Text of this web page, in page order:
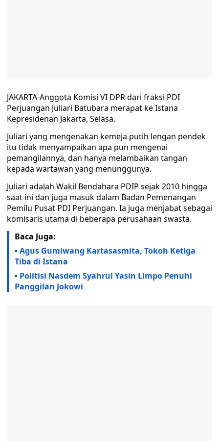
JAKARTA-Anggota Komisi VI DPR dari fraksi PDI
Perjuangan Juliari Batubara merapat ke Istana
Kepresidenan Jakarta, Selasa.
Juliari yang mengenakan kemeja putih lengan pendek
itu tidak menyampaikan apa pun mengenai
pemangilannya, dan hanya melambaikan tangan
kepada wartawan yang menunggunya.
Juliari adalah Wakil Bendahara PDIP sejak 2010 hingga
saat ini dan juga masuk dalam Badan Pemenangan
Pemilu Pusat PDI Perjuangan. Ia juga menjabat sebagai
komisaris utama di beberapa perusahaan swasta.
Baca Juga:
Agus Gumiwang Kartasasmita, Tokoh Ketiga
Tiba di Istana
Politisi Nasdem Syahrul Yasin Limpo Penuhi
Panggilan Jokowi